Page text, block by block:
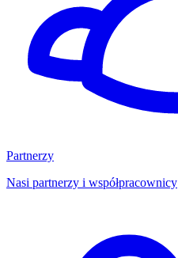
Partnerzy
Nasi partnerzy i współpracownicy